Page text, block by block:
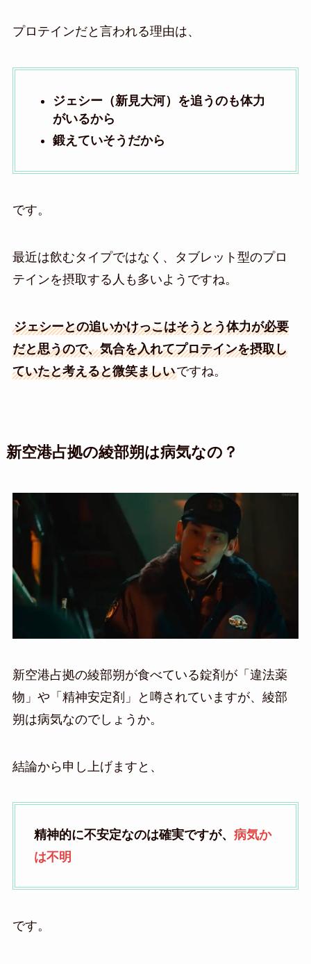
プロテインだと言われる理由は、
ジェシー（新見大河）を追うのも体力
がいるから
鍛えていそうだから
です。
最近は飲むタイプではなく、タブレット型のプロ
テインを摂取する人も多いようですね。
ジェシーとの追いかけっこはそうとう体力が必要
だと思うので、気合を入れてプロテインを摂取し
ていたと考えると微笑ましいですね。
新空港占拠の綾部朔は病気なの？
新空港占拠の綾部朔が食べている錠剤が「違法薬
物」や「精神安定剤」と噂されていますが、綾部
朔は病気なのでしょうか。
結論から申し上げますと、
精神的に不安定なのは確実ですが、 病気か
は不明
です。